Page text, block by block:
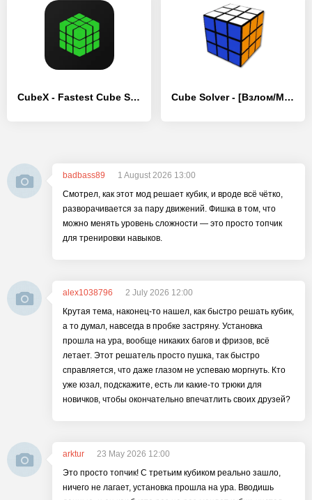
CubeX - Fastest Cube Solver - [Взлом/МОД Бесконечные деньги] Cube Solver - [Взлом/МОД Все открыто]
badbass89
1 August 2026 13:00
Смотрел, как этот мод решает кубик, и вроде всё чётко,
разворачивается за пару движений. Фишка в том, что
можно менять уровень сложности — это просто топчик
для тренировки навыков.
alex1038796
2 July 2026 12:00
Крутая тема, наконец-то нашел, как быстро решать кубик,
а то думал, навсегда в пробке застряну. Установка
прошла на ура, вообще никаких багов и фризов, всё
летает. Этот решатель просто пушка, так быстро
справляется, что даже глазом не успеваю моргнуть. Кто
уже юзал, подскажите, есть ли какие-то трюки для
новичков, чтобы окончательно впечатлить своих друзей?
arktur
23 May 2026 12:00
Это просто топчик! С третьим кубиком реально зашло,
ничего не лагает, установка прошла на ура. Вводишь